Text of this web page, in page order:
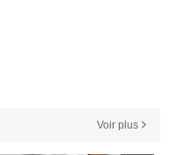
Voir plus